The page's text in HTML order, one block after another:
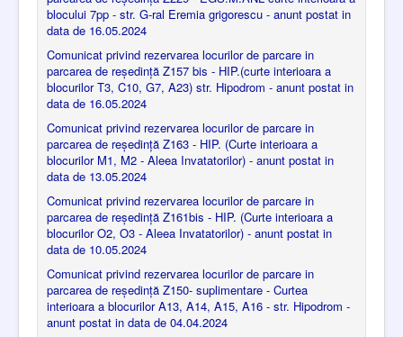
blocului 7pp - str. G-ral Eremia grigorescu - anunt postat in
data de 16.05.2024
Comunicat privind rezervarea locurilor de parcare in
parcarea de reședință Z157 bis - HIP.(curte interioara a
blocurilor T3, C10, G7, A23) str. Hipodrom - anunt postat in
data de 16.05.2024
Comunicat privind rezervarea locurilor de parcare in
parcarea de reședință Z163 - HIP. (Curte interioara a
blocurilor M1, M2 - Aleea Invatatorilor) - anunt postat in
data de 13.05.2024
Comunicat privind rezervarea locurilor de parcare in
parcarea de reședință Z161bis - HIP. (Curte interioara a
blocurilor O2, O3 - Aleea Invatatorilor) - anunt postat in
data de 10.05.2024
Comunicat privind rezervarea locurilor de parcare in
parcarea de reședință Z150- suplimentare - Curtea
interioara a blocurilor A13, A14, A15, A16 - str. Hipodrom -
anunt postat in data de 04.04.2024